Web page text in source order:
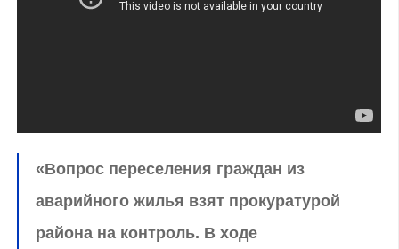
«Вопрос переселения граждан из
аварийного жилья взят прокуратурой
района на контроль. В ходе